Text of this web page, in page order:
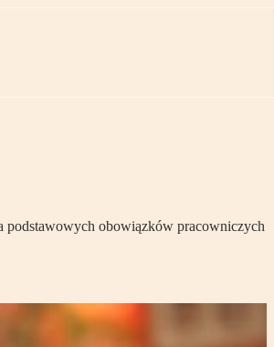
podstawowych obowiązków pracowniczych